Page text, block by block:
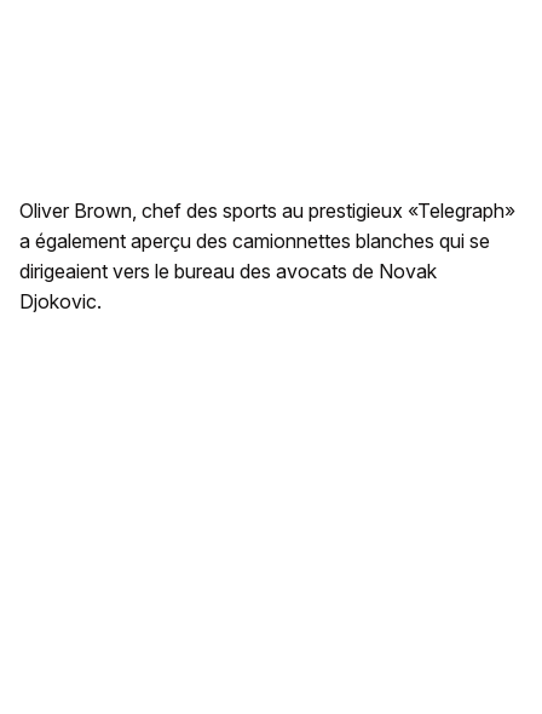
Oliver Brown, chef des sports au prestigieux «Telegraph»
a également aperçu des camionnettes blanches qui se
dirigeaient vers le bureau des avocats de Novak
Djokovic.